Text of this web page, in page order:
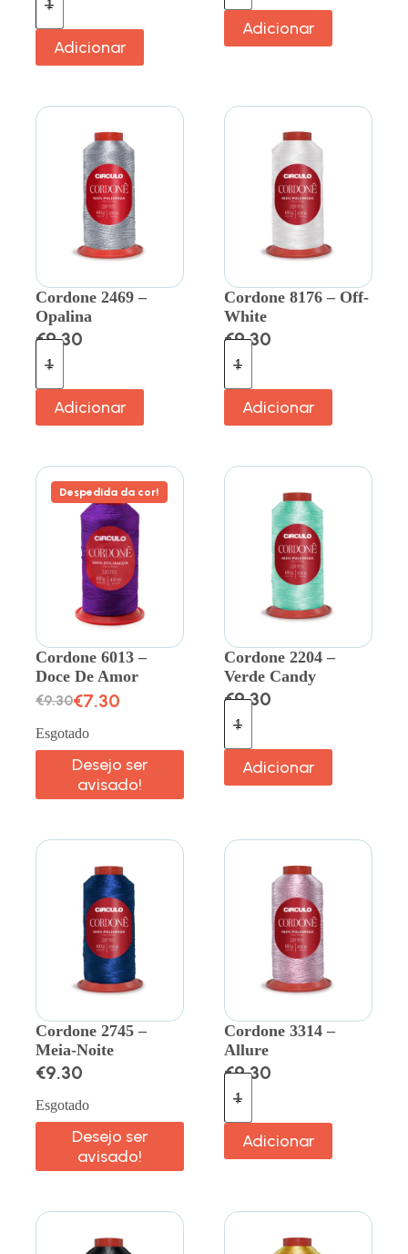
Adicionar
Adicionar
Cordone 2469 –
Opalina
€9.30
Adicionar
Cordone 8176 – Off-
White
€9.30
Adicionar
Despedida da cor!
Cordone 6013 –
Doce De Amor
€9.30€7.30
Esgotado
Desejo ser
avisado!
Cordone 2204 –
Verde Candy
€9.30
Adicionar
Cordone 2745 –
Meia-Noite
€9.30
Esgotado
Desejo ser
avisado!
Cordone 3314 –
Allure
€9.30
Adicionar